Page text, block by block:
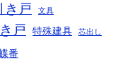
き戸 文具
戸 特殊建具 芯出し
番